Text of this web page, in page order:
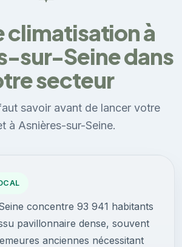
climatisation à
sur-Seine dans
secteur
savoir avant de lancer votre
à Asnières-sur-Seine.
concentre 93 941 habitants
pavillonnaire dense, souvent
anciennes nécessitant